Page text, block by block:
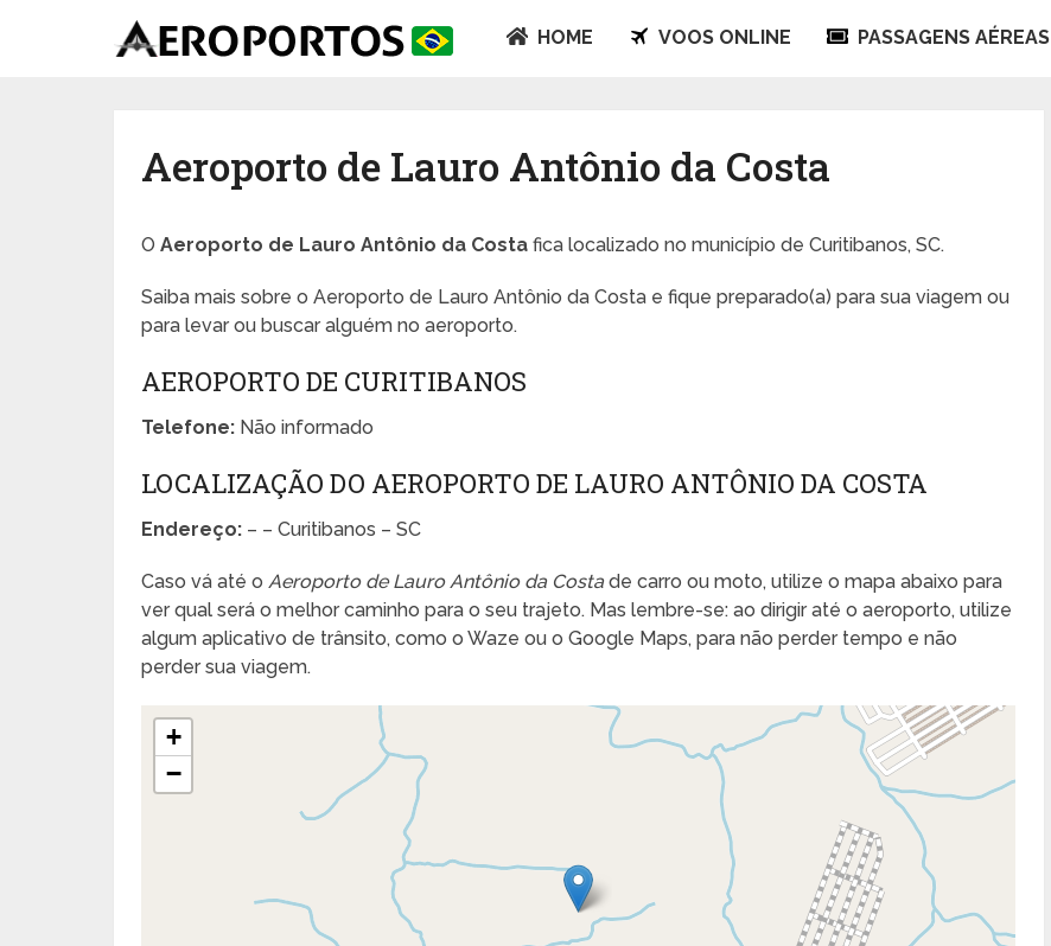
HOME VOOS ONLINE PASSAGENS AÉREAS
Aeroporto de Lauro Antônio da Costa
OAeroporto de Lauro Antônio da Costa fica localizado no município de Curitibanos, SC.
Saiba mais sobre o Aeroporto de Lauro Antônio da Costa e fique preparado(a) para sua viagem ou
para levar ou buscar alguém no aeroporto.
AEROPORTO DE CURITIBANOS
Telefone: Não informado
LOCALIZAÇÃO DO AEROPORTO DE LAURO ANTÔNIO DA COSTA
Endereço: – – Curitibanos – SC
Caso vá até o Aeroporto de Lauro Antônio da Costade carro ou moto, utilize o mapa abaixo para
ver qual será o melhor caminho para o seu trajeto. Mas lembre-se: ao dirigir até o aeroporto, utilize
algum aplicativo de trânsito, como o Waze ou o Google Maps, para não perder tempo e não
perder sua viagem.
+
−